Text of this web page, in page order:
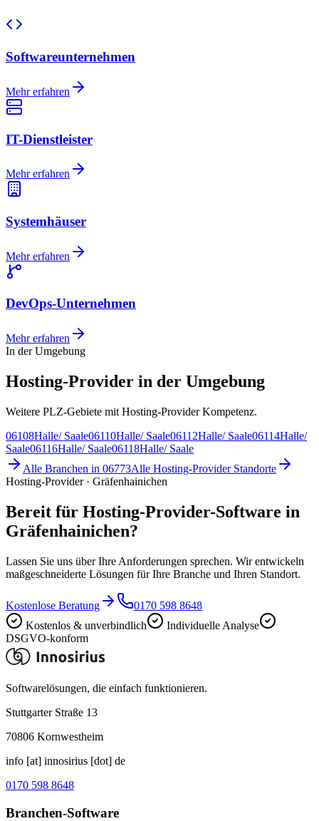
Softwareunternehmen
Mehr erfahren
IT-Dienstleister
Mehr erfahren
Systemhäuser
Mehr erfahren
DevOps-Unternehmen
Mehr erfahren
In der Umgebung
Hosting-Provider in der Umgebung
Weitere PLZ-Gebiete mit Hosting-Provider Kompetenz.
06108Halle/ Saale06110Halle/ Saale06112Halle/ Saale06114Halle/
Saale06116Halle/ Saale06118Halle/ Saale
Alle Branchen in 06773Alle Hosting-ProviderStandorte
Hosting-Provider · Gräfenhainichen
Bereit für Hosting-Provider-Software in
Gräfenhainichen?
Lassen Sie uns über Ihre Anforderungen sprechen. Wir entwickeln
maßgeschneiderte Lösungen für Ihre Branche und Ihren Standort.
Kostenlose Beratung
0170 598 8648
Kostenlos & unverbindlich
Individuelle Analyse
DSGVO-konform
Softwarelösungen, die einfach funktionieren.
Stuttgarter Straße 13
70806 Kornwestheim
info [at] innosirius [dot] de
0170 598 8648
Branchen-Software